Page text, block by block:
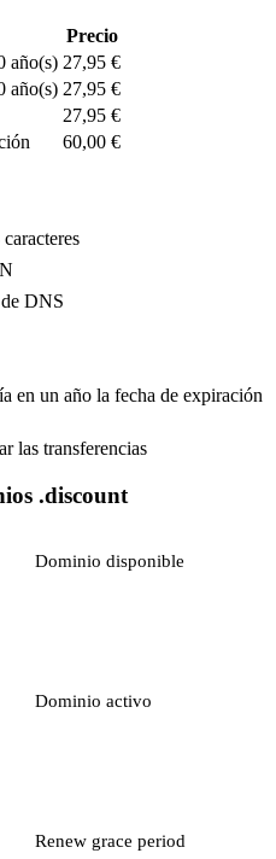
Precio
año(s) 27,95 €
año(s) 27,95 €
27,95 €
60,00 €
DNS
en un año la fecha de expiración
las transferencias
.discount
Dominio disponible
Dominio activo
Renew grace period